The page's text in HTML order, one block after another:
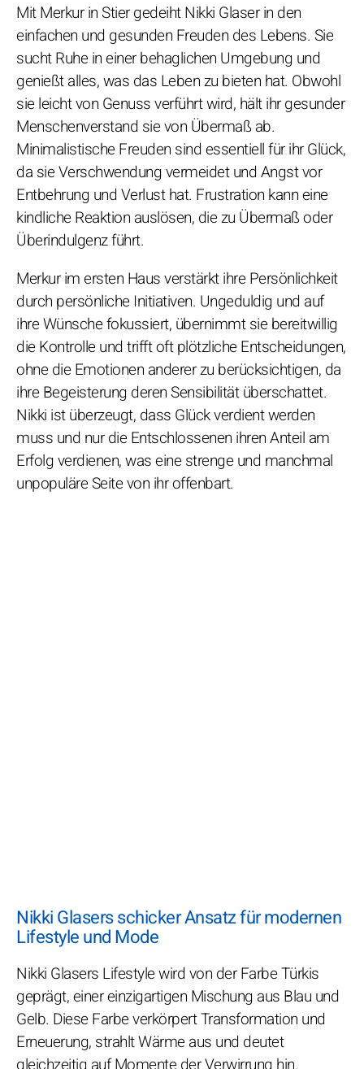
Mit Merkur in Stier gedeiht Nikki Glaser in den
einfachen und gesunden Freuden des Lebens. Sie
sucht Ruhe in einer behaglichen Umgebung und
genießt alles, was das Leben zu bieten hat. Obwohl
sie leicht von Genuss verführt wird, hält ihr gesunder
Menschenverstand sie von Übermaß ab.
Minimalistische Freuden sind essentiell für ihr Glück,
da sie Verschwendung vermeidet und Angst vor
Entbehrung und Verlust hat. Frustration kann eine
kindliche Reaktion auslösen, die zu Übermaß oder
Überindulgenz führt.
Merkur im ersten Haus verstärkt ihre Persönlichkeit
durch persönliche Initiativen. Ungeduldig und auf
ihre Wünsche fokussiert, übernimmt sie bereitwillig
die Kontrolle und trifft oft plötzliche Entscheidungen,
ohne die Emotionen anderer zu berücksichtigen, da
ihre Begeisterung deren Sensibilität überschattet.
Nikki ist überzeugt, dass Glück verdient werden
muss und nur die Entschlossenen ihren Anteil am
Erfolg verdienen, was eine strenge und manchmal
unpopuläre Seite von ihr offenbart.
Nikki Glasers schicker Ansatz für modernen
Lifestyle und Mode
Nikki Glasers Lifestyle wird von der Farbe Türkis
geprägt, einer einzigartigen Mischung aus Blau und
Gelb. Diese Farbe verkörpert Transformation und
Erneuerung, strahlt Wärme aus und deutet